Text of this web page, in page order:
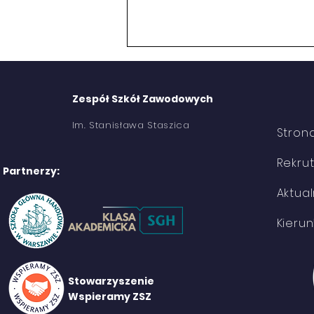
Zespół Szkół Zawodowych
Im. Stanisława Staszica
Partnerzy:
Stowarzyszenie
Wspieramy ZSZ